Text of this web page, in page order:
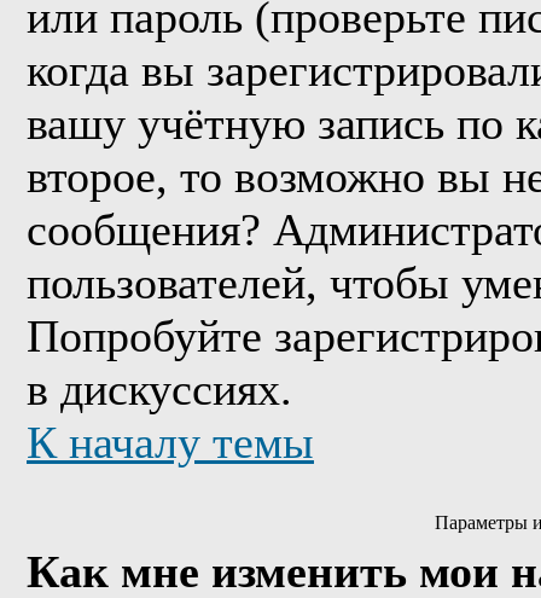
или пароль (проверьте
когда вы
вашу учётную запись по
второе, то возможно вы
сообщения?
пользователей, чтобы
Попробуйте
в дискуссиях.
К началу темы
Параметры
Как мне изменить мои